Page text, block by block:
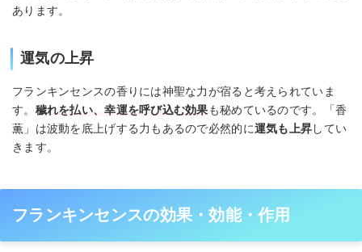
あります。
運気の上昇
フランキンセンスの香りには神聖な力が宿ると考えられていま
す。 穢れを払い、幸運を呼び込む効果も秘めているのです。「香
薫」は波動を底上げする力もあるので必然的に運気も上昇してい
きます。
フランキンセンスの効果・効能・作用